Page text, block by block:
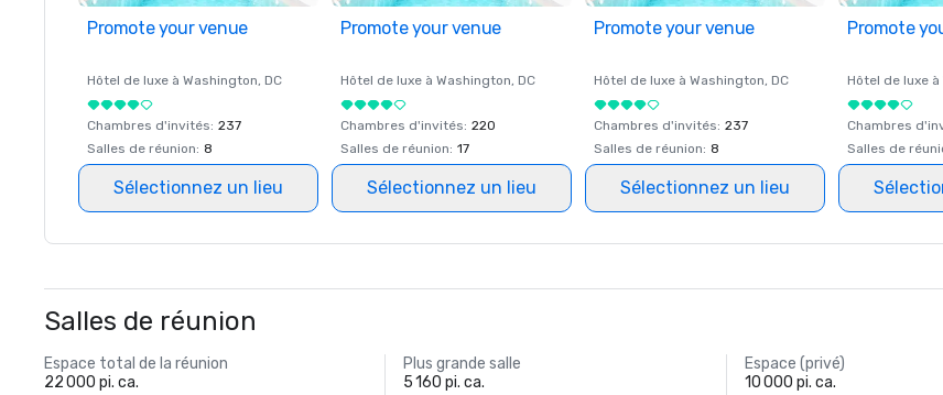
Promote your venue
Hôtel de luxe à Washington, DC
Chambres d'invités: 237
Salles de réunion: 8
Sélectionnez un lieu
Promote your venue
Hôtel de luxe à Washington, DC
Chambres d'invités: 220
Salles de réunion: 17
Sélectionnez un lieu
Promote your venue
Hôtel de luxe à Washington, DC
Chambres d'invités: 237
Salles de réunion: 8
Sélectionnez un lieu
Promote
Hôtel de luxe à
Chambres
Salles de
Salles de réunion
Espace total de la réunion
22 000 pi. ca.
Plus grande salle
5 160 pi. ca.
Espace (privé)
10 000 pi. ca.